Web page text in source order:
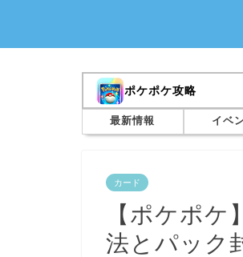
ポケポケ攻略
最新情報 イベ
カード
【ポケポ
法とパック